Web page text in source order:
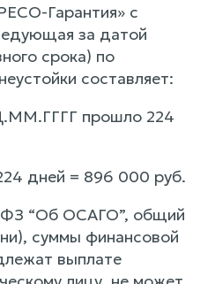
Гарантия» с
за датой
срока) по
составляет:
прошло 224
дней = 896 000 руб.
ФЗ “Об ОСАГО”, общий
суммы финансовой
выплате